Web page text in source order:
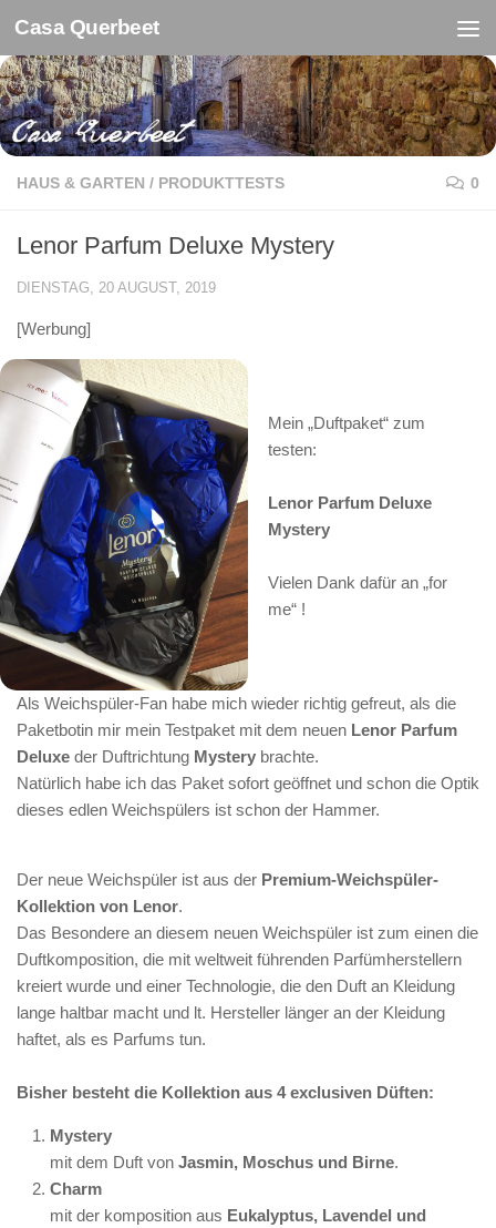
Zum Inhalt springen
Casa Querbeet
HAUS & GARTEN / PRODUKTTESTS 0
Lenor Parfum Deluxe Mystery
DIENSTAG, 20 AUGUST, 2019
[Werbung]
Mein „Duftpaket“ zum
testen:
Lenor Parfum Deluxe
Mystery
Vielen Dank dafür an „for
me“ !
Als Weichspüler-Fan habe mich wieder richtig gefreut, als die
Paketbotin mir mein Testpaket mit dem neuen Lenor Parfum
Deluxe der Duftrichtung Mystery brachte.
Natürlich habe ich das Paket sofort geöffnet und schon die Optik
dieses edlen Weichspülers ist schon der Hammer.
Der neue Weichspüler ist aus der Premium-Weichspüler-
Kollektion von Lenor.
Das Besondere an diesem neuen Weichspüler ist zum einen die
Duftkomposition, die mit weltweit führenden Parfümherstellern
kreiert wurde und einer Technologie, die den Duft an Kleidung
lange haltbar macht und lt. Hersteller länger an der Kleidung
haftet, als es Parfums tun.
Bisher besteht die Kollektion aus 4 exclusiven Düften:
Mystery
mit dem Duft von Jasmin, Moschus und Birne.
Charm
mit der komposition aus Eukalyptus, Lavendel und